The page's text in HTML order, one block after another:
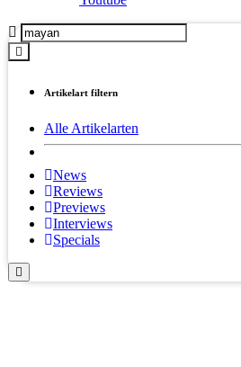
Artikelart filtern
Alle Artikelarten
News
Reviews
Previews
Interviews
Specials